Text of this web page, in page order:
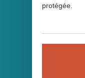
protégée.